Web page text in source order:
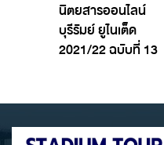
นิตยสารออนไลน์
บุรีรัมย์ ยูไนเต็ด
2021/22 ฉบับที่ 13